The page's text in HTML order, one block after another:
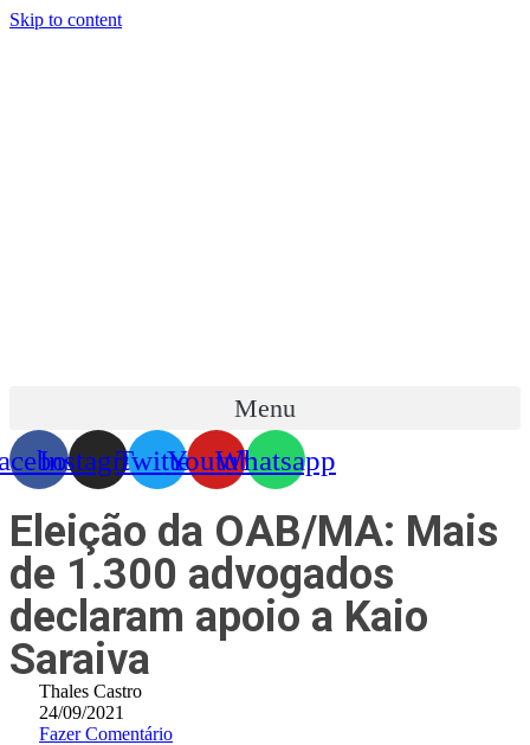
Skip to content
Menu
InstagramTwitterYoutubeWhatsapp
Eleição da OAB/MA: Mais
de 1.300 advogados
declaram apoio a Kaio
Saraiva
Thales Castro
24/09/2021
Fazer Comentário